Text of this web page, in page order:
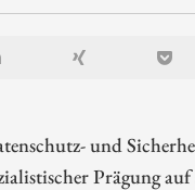
und
Prägung